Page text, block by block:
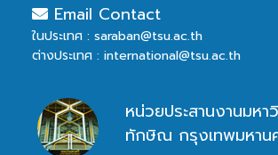
Email Contact
ในประเทศ : saraban@tsu.ac.th
ต่างประเทศ : international@tsu.ac.th
หน่วยประสานงานมหา
ทักษิณ กรุงเทพมหาน